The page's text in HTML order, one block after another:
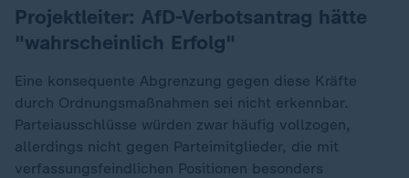
Projektleiter: AfD-Verbotsantrag hätte
"wahrscheinlich Erfolg"
Eine konsequente Abgrenzung gegen diese Kräfte
durch Ordnungsmaßnahmen sei nicht erkennbar.
Parteiausschlüsse würden zwar häufig vollzogen,
allerdings nicht gegen Parteimitglieder, die mit
verfassungsfeindlichen Positionen besonders